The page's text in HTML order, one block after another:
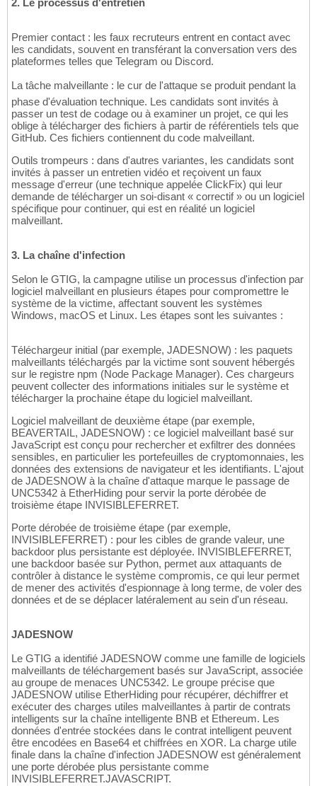
2. Le processus d'entretien
Premier contact : les faux recruteurs entrent en contact avec
les candidats, souvent en transférant la conversation vers des
plateformes telles que Telegram ou Discord.
La tâche malveillante : le cur de l'attaque se produit pendant la
phase d'évaluation technique. Les candidats sont invités à
passer un test de codage ou à examiner un projet, ce qui les
oblige à télécharger des fichiers à partir de référentiels tels que
GitHub. Ces fichiers contiennent du code malveillant.
Outils trompeurs : dans d'autres variantes, les candidats sont
invités à passer un entretien vidéo et reçoivent un faux
message d'erreur (une technique appelée ClickFix) qui leur
demande de télécharger un soi-disant « correctif » ou un logiciel
spécifique pour continuer, qui est en réalité un logiciel
malveillant.
3. La chaîne d'infection
Selon le GTIG, la campagne utilise un processus d'infection par
logiciel malveillant en plusieurs étapes pour compromettre le
système de la victime, affectant souvent les systèmes
Windows, macOS et Linux. Les étapes sont les suivantes :
Téléchargeur initial (par exemple, JADESNOW) : les paquets
malveillants téléchargés par la victime sont souvent hébergés
sur le registre npm (Node Package Manager). Ces chargeurs
peuvent collecter des informations initiales sur le système et
télécharger la prochaine étape du logiciel malveillant.
Logiciel malveillant de deuxième étape (par exemple,
BEAVERTAIL, JADESNOW) : ce logiciel malveillant basé sur
JavaScript est conçu pour rechercher et exfiltrer des données
sensibles, en particulier les portefeuilles de cryptomonnaies, les
données des extensions de navigateur et les identifiants. L'ajout
de JADESNOW à la chaîne d'attaque marque le passage de
UNC5342 à EtherHiding pour servir la porte dérobée de
troisième étape INVISIBLEFERRET.
Porte dérobée de troisième étape (par exemple,
INVISIBLEFERRET) : pour les cibles de grande valeur, une
backdoor plus persistante est déployée. INVISIBLEFERRET,
une backdoor basée sur Python, permet aux attaquants de
contrôler à distance le système compromis, ce qui leur permet
de mener des activités d'espionnage à long terme, de voler des
données et de se déplacer latéralement au sein d'un réseau.
JADESNOW
Le GTIG a identifié JADESNOW comme une famille de logiciels
malveillants de téléchargement basés sur JavaScript, associée
au groupe de menaces UNC5342. Le groupe précise que
JADESNOW utilise EtherHiding pour récupérer, déchiffrer et
exécuter des charges utiles malveillantes à partir de contrats
intelligents sur la chaîne intelligente BNB et Ethereum. Les
données d'entrée stockées dans le contrat intelligent peuvent
être encodées en Base64 et chiffrées en XOR. La charge utile
finale dans la chaîne d'infection JADESNOW est généralement
une porte dérobée plus persistante comme
INVISIBLEFERRET.JAVASCRIPT.